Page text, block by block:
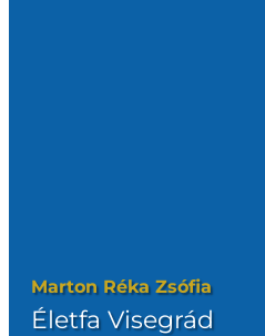
Marton Réka Zsófia
Életfa Visegrád